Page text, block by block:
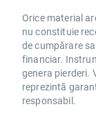
Orice material
nu constituie
de cumpărare
financiar.
genera pierderi.
reprezintă
responsabil.